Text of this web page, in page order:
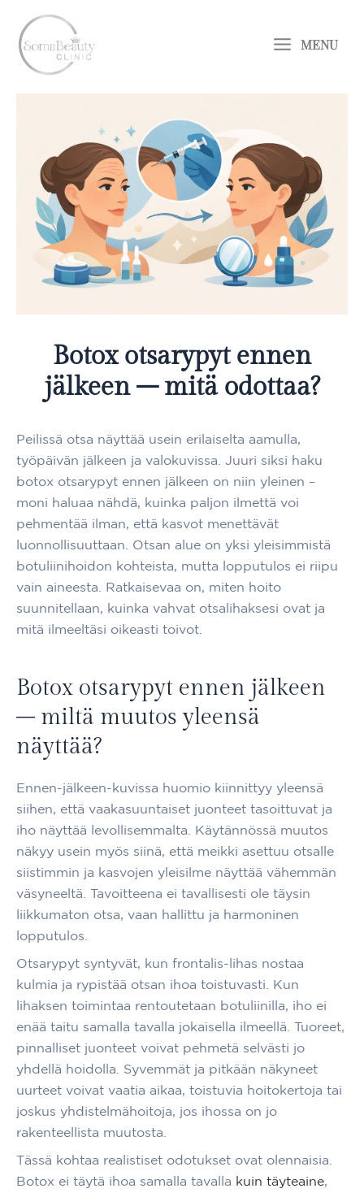
sisältöön
Menu
MENU
Botox otsarypyt ennen
jälkeen – mitä odottaa?
Peilissä otsa näyttää usein erilaiselta aamulla,
työpäivän jälkeen ja valokuvissa. Juuri siksi haku
botox otsarypyt ennen jälkeen on niin yleinen –
moni haluaa nähdä, kuinka paljon ilmettä voi
pehmentää ilman, että kasvot menettävät
luonnollisuuttaan. Otsan alue on yksi yleisimmistä
botuliinihoidon kohteista, mutta lopputulos ei riipu
vain aineesta. Ratkaisevaa on, miten hoito
suunnitellaan, kuinka vahvat otsalihaksesi ovat ja
mitä ilmeeltäsi oikeasti toivot.
Botox otsarypyt ennen jälkeen
– miltä muutos yleensä
näyttää?
Ennen-jälkeen-kuvissa huomio kiinnittyy yleensä
siihen, että vaakasuuntaiset juonteet tasoittuvat ja
iho näyttää levollisemmalta. Käytännössä muutos
näkyy usein myös siinä, että meikki asettuu otsalle
siistimmin ja kasvojen yleisilme näyttää vähemmän
väsyneeltä. Tavoitteena ei tavallisesti ole täysin
liikkumaton otsa, vaan hallittu ja harmoninen
lopputulos.
Otsarypyt syntyvät, kun frontalis-lihas nostaa
kulmia ja rypistää otsan ihoa toistuvasti. Kun
lihaksen toimintaa rentoutetaan botuliinilla, iho ei
enää taitu samalla tavalla jokaisella ilmeellä. Tuoreet,
pinnalliset juonteet voivat pehmetä selvästi jo
yhdellä hoidolla. Syvemmät ja pitkään näkyneet
uurteet voivat vaatia aikaa, toistuvia hoitokertoja tai
joskus yhdistelmähoitoja, jos ihossa on jo
rakenteellista muutosta.
Tässä kohtaa realistiset odotukset ovat olennaisia.
Botox ei täytä ihoa samalla tavalla kuin täyteaine